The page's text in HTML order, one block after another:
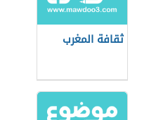
ثقافة المغرب